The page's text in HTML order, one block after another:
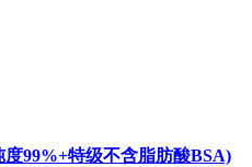
99%+特级不含脂肪酸BSA)